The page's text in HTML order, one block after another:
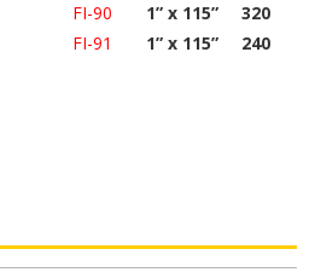
FI-90 1” x 115”
320
FI-91
1” x 115” 240